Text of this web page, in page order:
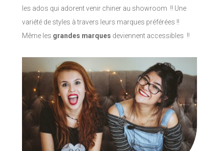
les ados qui adorent venir chiner au showroom !! Une
variété de styles à travers leurs marques préférées !!
Même les grandes marques deviennent accessibles !!